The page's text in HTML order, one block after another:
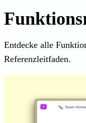
Entdecke alle
Referenzleitfaden.